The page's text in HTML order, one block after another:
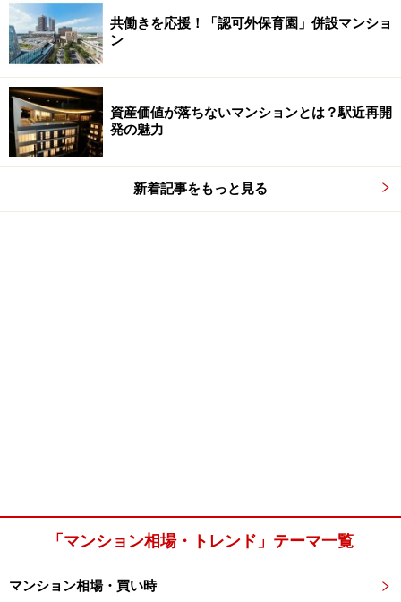
共働きを応援！「認可外保育園」併設マンショ
ン
資産価値が落ちないマンションとは？駅近再開
発の魅力
新着記事をもっと見る
「マンション相場・トレンド」テーマ一覧
マンション相場・買い時